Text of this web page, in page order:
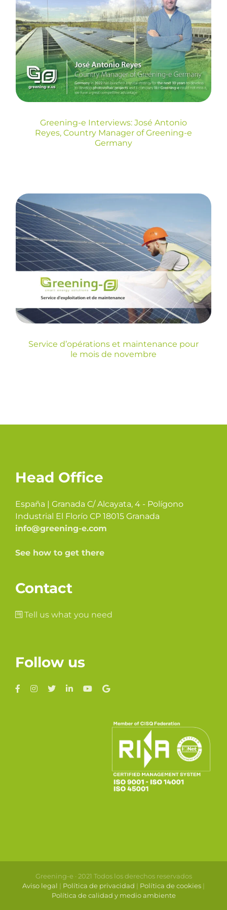
José Antonio Reyes,
Country Manager of
Greening-e Germany
Blog
Greening-e Interviews: José Antonio
Reyes, Country Manager of Greening-e
Germany
Service d’opérations et
maintenance pour le
mois de novembre
Blog
Service d’opérations et maintenance pour
le mois de novembre
Head Office
España | Granada C/ Alcayata, 4 - Polígono
Industrial El Florío CP 18015 Granada
info@greening-e.com
See how to get there
Contact
Tell us what you need
Follow us
Greening-e · 2021 Todos los derechos reservados
Aviso legal | Política de privacidad | Política de cookies |
Política de calidad y medio ambiente